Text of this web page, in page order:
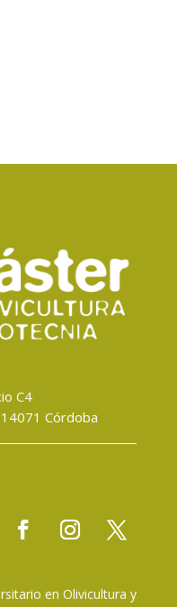
C4
Córdoba
en Olivicultura y